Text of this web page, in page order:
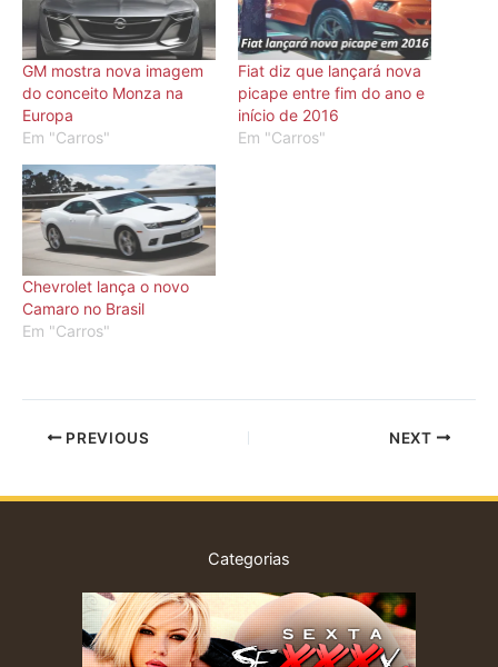
GM mostra nova imagem
do conceito Monza na
Europa
Em "Carros"
Fiat diz que lançará nova
picape entre fim do ano e
início de 2016
Em "Carros"
Chevrolet lança o novo
Camaro no Brasil
Em "Carros"
PREVIOUS NEXT
Categorias